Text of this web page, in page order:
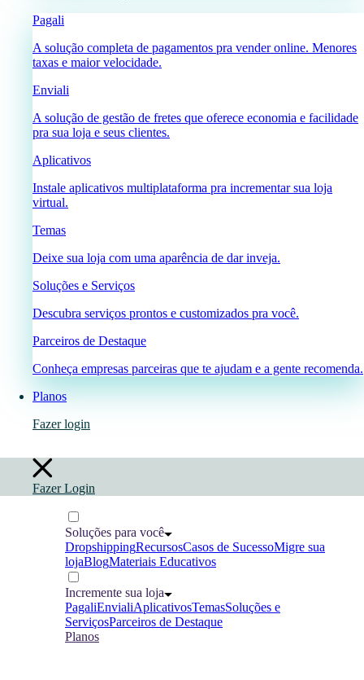
Pagali
A solução completa de pagamentos pra vender online. Menores
taxas e maior velocidade.
Enviali
A solução de gestão de fretes que oferece economia e facilidade
pra sua loja e seus clientes.
Aplicativos
Instale aplicativos multiplataforma pra incrementar sua loja
virtual.
Temas
Deixe sua loja com uma aparência de dar inveja.
Soluções e Serviços
Descubra serviços prontos e customizados pra você.
Parceiros de Destaque
Conheça empresas parceiras que te ajudam e a gente recomenda.
Planos
Fazer login
Fazer Login
Soluções para você
DropshippingRecursosCasos de SucessoMigre sua
lojaBlogMateriais Educativos
Incremente sua loja
PagaliEnvialiAplicativosTemasSoluções e
ServiçosParceiros de Destaque
Planos